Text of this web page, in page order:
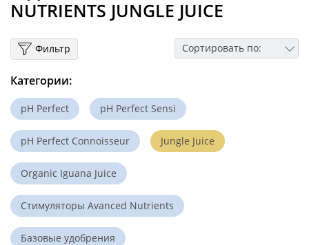
NUTRIENTS JUNGLE JUICE
Фильтр Сортировать по:
Категории:
pH Perfect pH Perfect Sensi
pH Perfect Connoisseur Jungle Juice
Organic Iguana Juice
Стимуляторы Avanced Nutrients
Базовые удобрения